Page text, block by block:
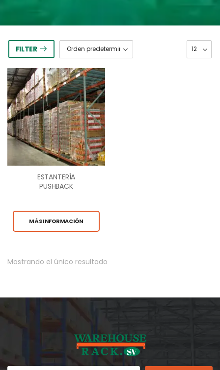
FILTER
ESTANTERÍA
PUSHBACK
MÁS INFORMACIÓN
Mostrando el único resultado